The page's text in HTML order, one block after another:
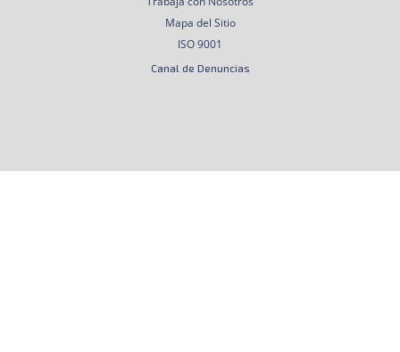
Mapa del Sitio
ISO 9001
Canal de Denuncias